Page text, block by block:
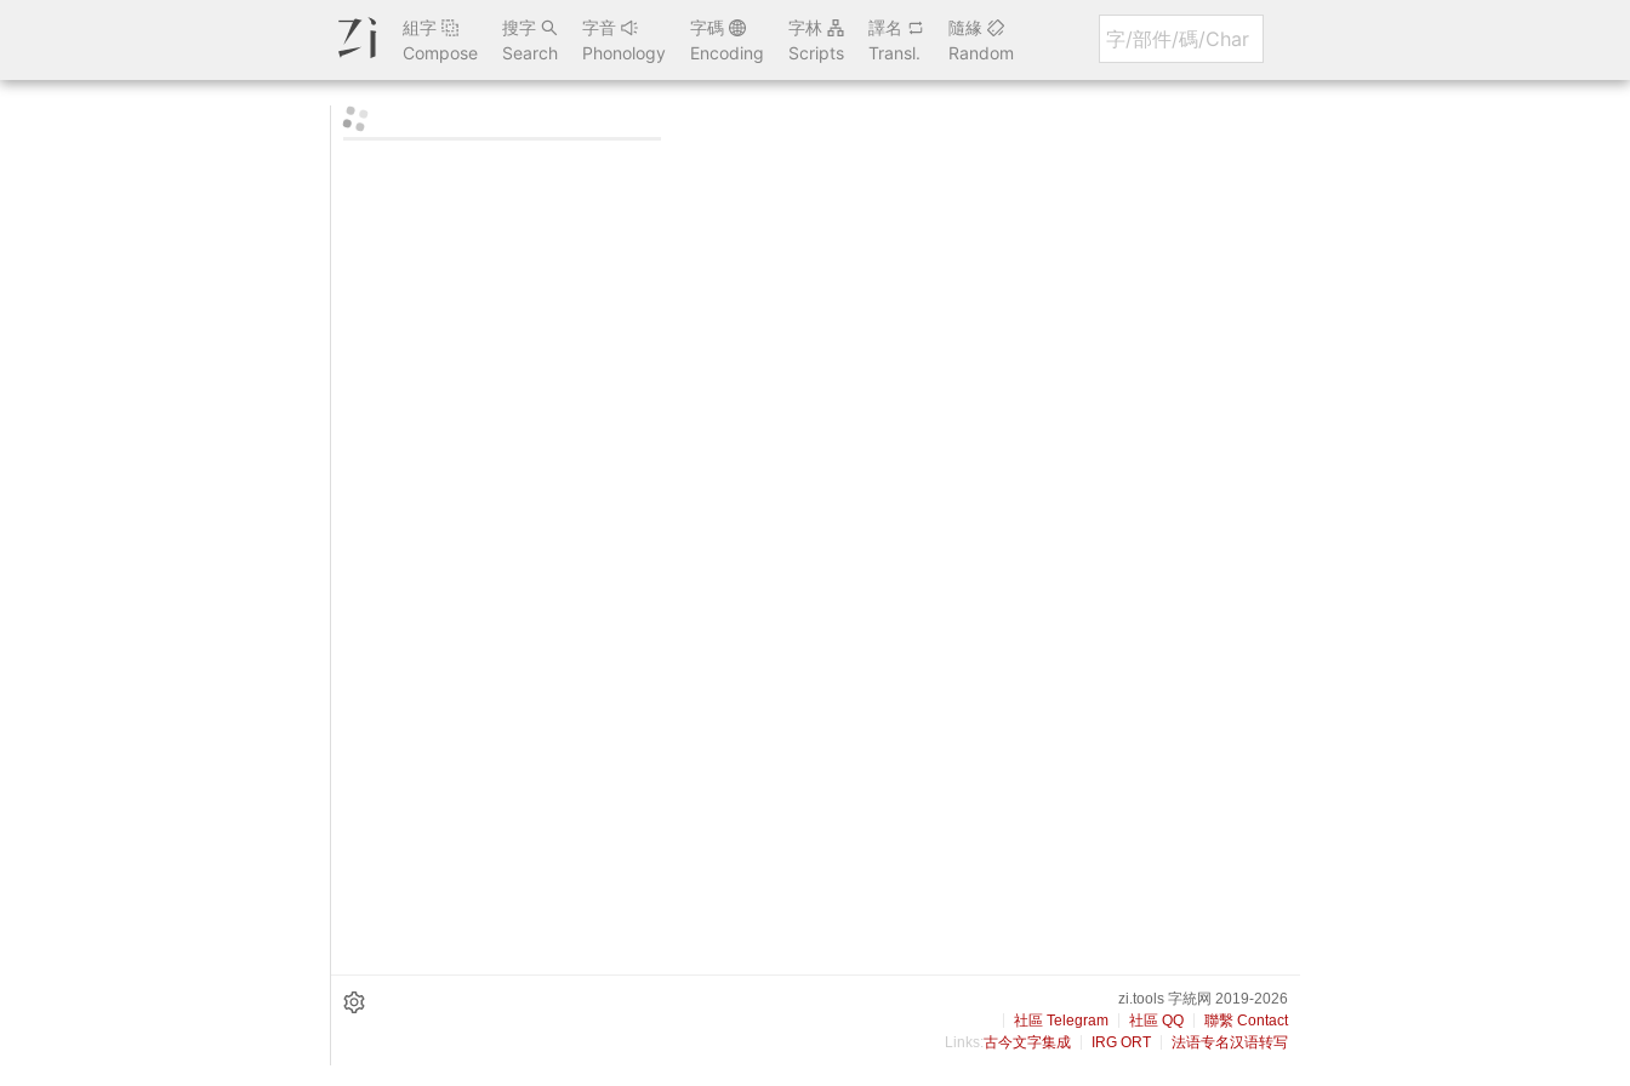
組字
Compose
搜字
Search
字音
Phonology
字碼
Encoding
字林
Scripts
譯名
Transl.
隨緣
Random
zi.tools 字統网 2019-2026
社區 Telegram
社區 QQ
聯繫 Contact
Links:古今文字集成 IRG ORT 法语专名汉语转写